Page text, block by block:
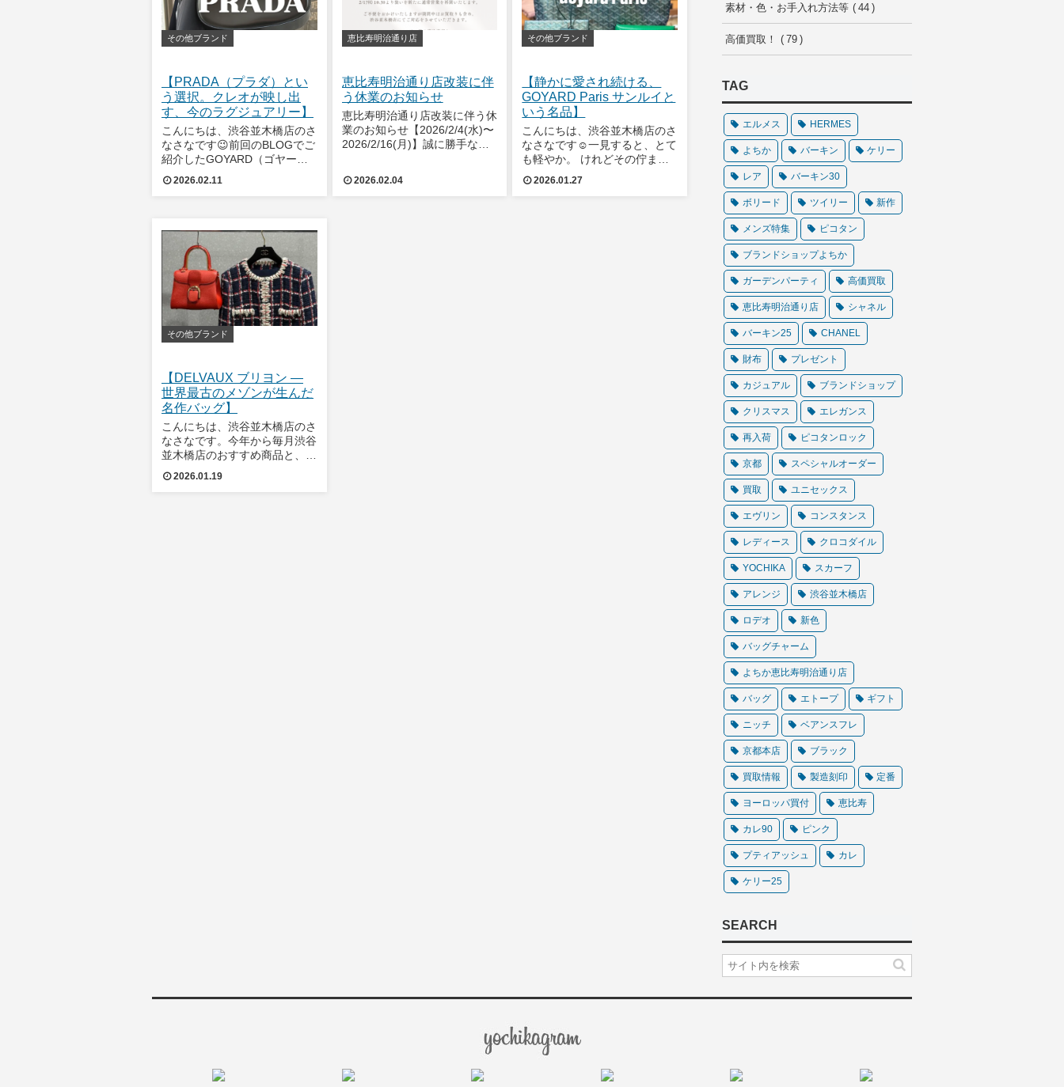
その他ブランド
【PRADA（プラダ）とい
う選択。クレオが映し出
す、今のラグジュアリー】
こんにちは、渋谷並木橋店のさ
なさなです😉前回のBLOGでご
紹介したGOYARD（ゴヤー
ル）とは、また少し違った魅
力。今回はその続編として、よ
次に選びたくなる、“静かな品
格”を感じる一品
2026.02.11
恵比寿明治通り店
恵比寿明治通り店改装に伴
う休業のお知らせ
恵比寿明治通り店改装に伴う休
業のお知らせ【2026/2/4(水)〜
2026/2/16(月)】誠に勝手なが
します。【2/17（火） 10:30よ
2026.02.04
その他ブランド
【静かに愛され続ける、
GOYARD Paris サンルイと
いう名品】
こんにちは、渋谷並木橋店のさ
なさなです☺️一見すると、とて
も軽やか。 けれどその佇まい
の奥には、200年以上続くパリ
の歴史が息づいています。今回
2026.01.27
その他ブランド
【DELVAUX ブリヨン ―
世界最古のメゾンが生んだ
名作バッグ】
こんにちは、渋谷並木橋店のさ
なさなです。今年から毎月渋谷
並木橋店のおすすめ商品と、よ
ちかで叶うコーディネートをご
紹介して参ります☺️新しい一年
2026.01.19
素材・色・お手入れ方法等 44
高価買取！ 79
TAG
エルメス HERMES
よちか バーキン ケリー
レア バーキン30
ボリード ツイリー 新作
メンズ特集 ピコタン
ブランドショップよちか
ガーデンパーティ 高価買取
恵比寿明治通り店 シャネル
バーキン25 CHANEL
財布 プレゼント
カジュアル ブランドショップ
クリスマス エレガンス
再入荷 ピコタンロック
京都 スペシャルオーダー
買取 ユニセックス
エヴリン コンスタンス
レディース クロコダイル
YOCHIKA スカーフ
アレンジ 渋谷並木橋店
ロデオ 新色
バッグチャーム
よちか恵比寿明治通り店
バッグ エトープ ギフト
ニッチ ベアンスフレ
京都本店 ブラック
買取情報 製造刻印 定番
ヨーロッパ買付 恵比寿
カレ90 ピンク
プティアッシュ カレ
ケリー25
SEARCH